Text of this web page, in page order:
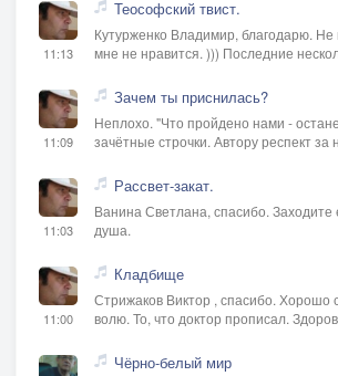
11:13
Теософский твист.
Кутурженко Владимир, благодарю. Не
мне не нравится. ))) Последние
11:09
Зачем ты приснилась?
Неплохо. "Что пройдено нами -
зачётные строчки. Автору респект за
11:03
Рассвет-закат.
Ванина Светлана, спасибо.
душа.
11:00
Кладбище
Стрижаков Виктор , спасибо. Хорошо
волю. То, что доктор прописал.
Чёрно-белый мир